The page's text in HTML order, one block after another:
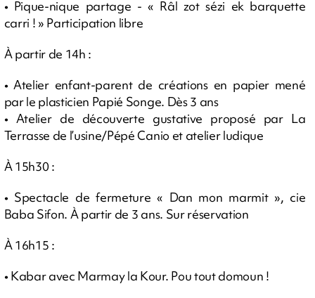
• Pique-nique partage - « Râl zot sézi ek barquette
carri ! » Participation libre
À partir de 14h :
• Atelier enfant-parent de créations en papier mené
par le plasticien Papié Songe. Dès 3 ans
• Atelier de découverte gustative proposé par La
Terrasse de l’usine/Pépé Canio et atelier ludique
À 15h30 :
• Spectacle de fermeture « Dan mon marmit », cie
Baba Sifon. À partir de 3 ans. Sur réservation
À 16h15 :
• Kabar avec Marmay la Kour. Pou tout domoun !